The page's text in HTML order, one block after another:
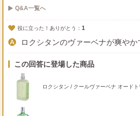
Q&A一覧へ
役に立った！ありがとう： 1
ロクシタンのヴァーベナが爽やか
この回答に登場した商品
ロクシタン / クールヴァーベナ オードト